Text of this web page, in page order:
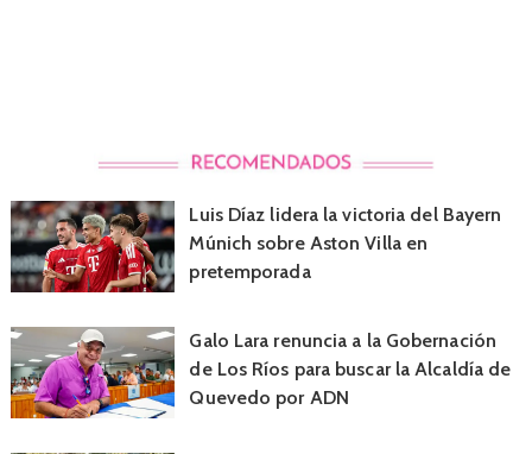
Luis Díaz lidera la victoria del Bayern
Múnich sobre Aston Villa en
pretemporada
Galo Lara renuncia a la Gobernación
de Los Ríos para buscar la Alcaldía de
Quevedo por ADN